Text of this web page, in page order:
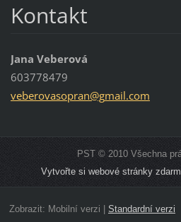
Kontakt
Jana Veberová
603778479
veberovasopran@gmail.com
PST © 2010 Všechna
Vytvořte si webové stránky
Zobrazit: Mobilní verzi | Standardní verzi